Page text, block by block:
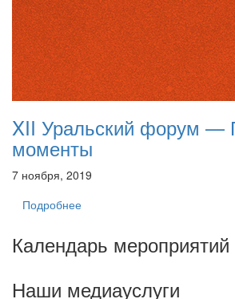
XII Уральский форум —
моменты
7 ноября, 2019
Подробнее
Календарь мероприятий
Наши медиауслуги